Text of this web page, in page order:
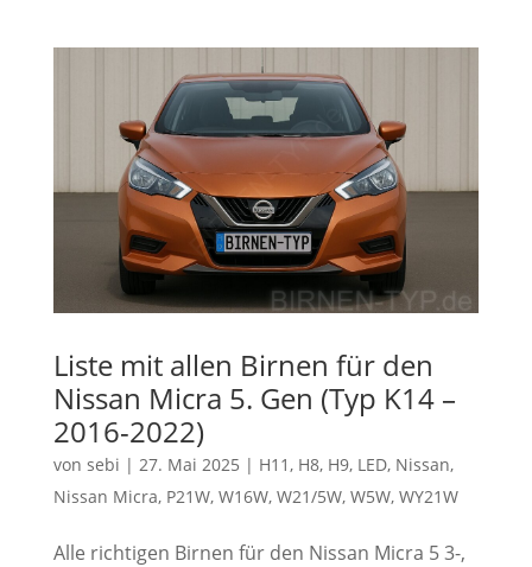
Liste mit allen Birnen für den
Nissan Micra 5. Gen (Typ K14 –
2016-2022)
von sebi | 27. Mai 2025 | H11, H8, H9, LED, Nissan,
Nissan Micra, P21W, W16W, W21/5W, W5W, WY21W
Alle richtigen Birnen für den Nissan Micra 5 3-,